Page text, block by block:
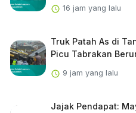
16 jam yang lalu
Truk Patah As di
Picu Tabrakan
9 jam yang lalu
Jajak Pendapat: